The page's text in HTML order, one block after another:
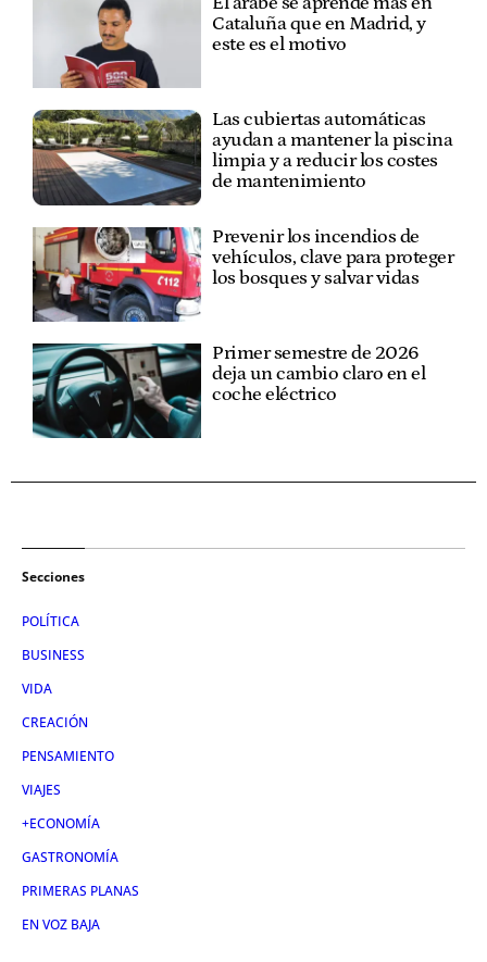
Cataluña que en Madrid, y
este es el motivo
Las cubiertas automáticas
ayudan a mantener la piscina
limpia y a reducir los costes
de mantenimiento
Prevenir los incendios de
vehículos, clave para proteger
los bosques y salvar vidas
Primer semestre de 2026
deja un cambio claro en el
coche eléctrico
Secciones
POLÍTICA
BUSINESS
VIDA
CREACIÓN
PENSAMIENTO
VIAJES
+ECONOMÍA
GASTRONOMÍA
PRIMERAS PLANAS
EN VOZ BAJA